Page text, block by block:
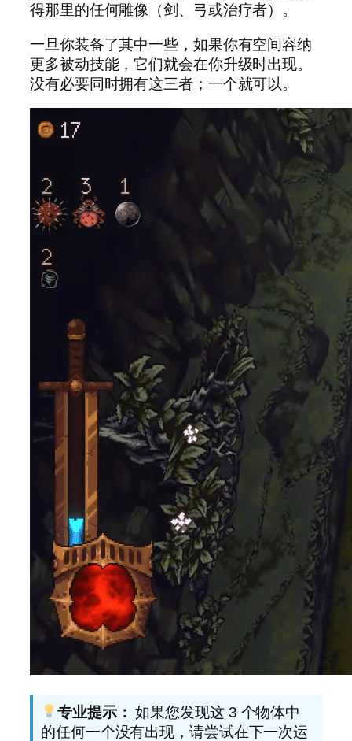
得那里的任何雕像（剑、弓或治疗者）。
一旦你装备了其中一些，如果你有空间容纳
更多被动技能，它们就会在你升级时出现。
没有必要同时拥有这三者；一个就可以。
专业提示：如果您发现这 3 个物体中
的任何一个没有出现，请尝试在下一次运